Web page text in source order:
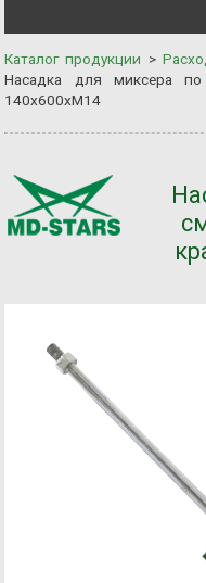
Каталог продукции >
Насадка для миксера
140х600хM14